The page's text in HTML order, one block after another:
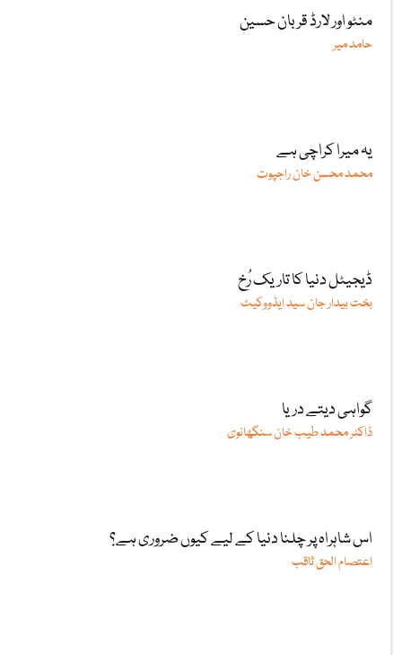
منٹو اور لارڈ قربان حسین
حامد میر
یہ میرا کراچی ہے
محمد محسن خان راجپوت
ڈیجیٹل دنیا کا تاریک رُخ
بخت بیدار جان سید ایڈووکیٹ
گواہی دیتے دریا
ڈاکٹر محمد طیب خان سنگھانوی
اس شاہراہ پر چلنا دنیا کے لیے کیوں ضروری ہے؟
اعتصام الحق ثاقب